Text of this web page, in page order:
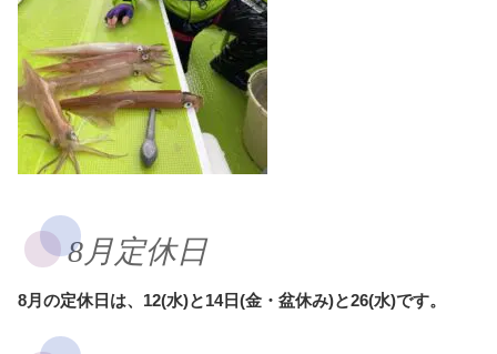
8月定休日
8月の定休日は、12(水)と14日(金・盆休み)と26(水)です。